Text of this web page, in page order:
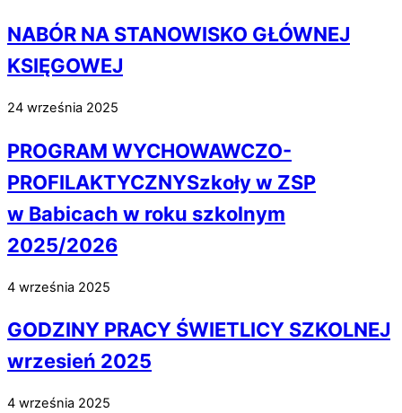
NABÓR NA STANOWISKO GŁÓWNEJ
KSIĘGOWEJ
24 września 2025
PROGRAM WYCHOWAWCZO-
PROFILAKTYCZNYSzkoły w ZSP
w Babicach w roku szkolnym
2025/2026
4 września 2025
GODZINY PRACY ŚWIETLICY SZKOLNEJ
wrzesień 2025
4 września 2025